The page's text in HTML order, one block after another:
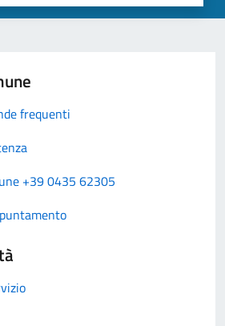
frequenti
+39 0435 62305